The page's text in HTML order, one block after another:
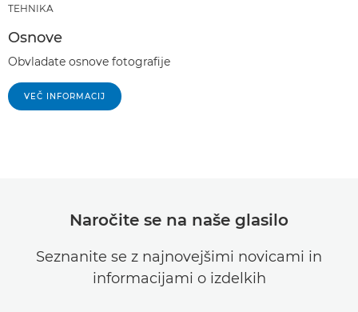
TEHNIKA
Osnove
Obvladate osnove fotografije
VEČ INFORMACIJ
Naročite se na naše glasilo
Seznanite se z najnovejšimi novicami in
informacijami o izdelkih